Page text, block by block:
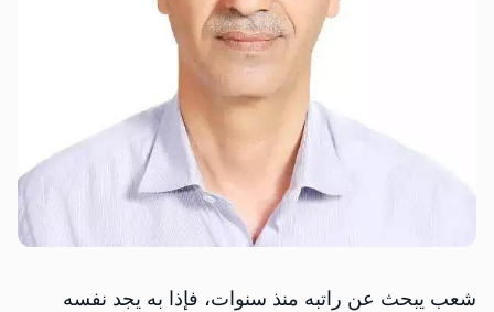
شعب يبحث عن راتبه منذ سنوات، فإذا به يجد نفسه